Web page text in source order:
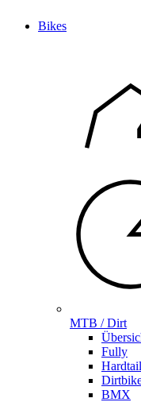
Bikes
MTB / Dirt
Fully
Hardtail
BMX